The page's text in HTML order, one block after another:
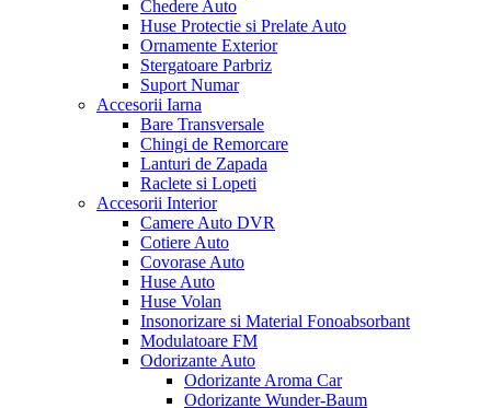
Chedere Auto
Huse Protectie si Prelate Auto
Ornamente Exterior
Stergatoare Parbriz
Suport Numar
Accesorii Iarna
Bare Transversale
Chingi de Remorcare
Lanturi de Zapada
Raclete si Lopeti
Accesorii Interior
Camere Auto DVR
Cotiere Auto
Covorase Auto
Huse Auto
Huse Volan
Insonorizare si Material Fonoabsorbant
Modulatoare FM
Odorizante Auto
Odorizante Aroma Car
Odorizante Wunder-Baum